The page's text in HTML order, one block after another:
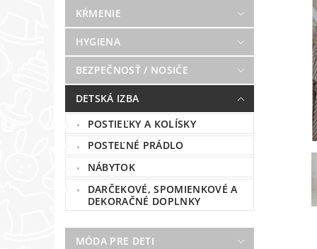
KŔMENIE
HYGIENA
BEZPEČNOSŤ / NOSIČE
DETSKÁ IZBA
POSTIEĽKY A KOLÍSKY
POSTEĽNÉ PRÁDLO
NÁBYTOK
DARČEKOVÉ, SPOMIENKOVÉ A
DEKORAČNÉ DOPLNKY
MÓDA PRE DETI